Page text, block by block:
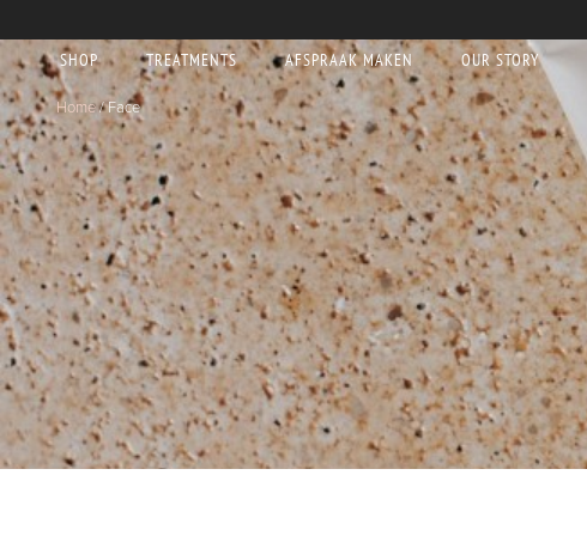
SHOP TREATMENTS AFSPRAAK MAKEN OUR STORY
Home/ Face